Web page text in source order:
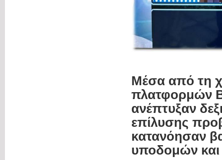
Μέσα από τη
πλατφορμών
ανέπτυξαν
επίλυσης
κατανόησαν
υποδομών και